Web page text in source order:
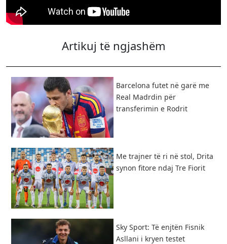
Artikuj të ngjashëm
Barcelona futet në garë me
Real Madrdin për
transferimin e Rodrit
​Me trajner të ri në stol, Drita
synon fitore ndaj Tre Fiorit
Sky Sport: Të enjtën Fisnik
Asllani i kryen testet